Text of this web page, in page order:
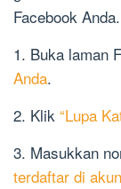
Facebook
1. Buka laman
Anda.
2. Klik “Lupa
3. Masukkan
terdaftar di